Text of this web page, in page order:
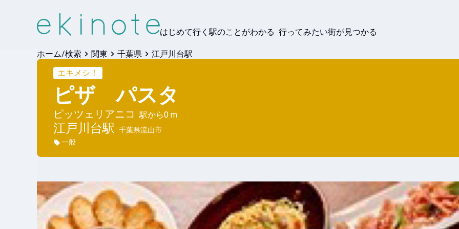
はじめて行く駅のことがわかる 行ってみたい街が見つかる
ホーム/検索 関東 千葉県
江戸川台駅
エキメシ！
ピザ パスタ
ピッツェリアニコ 駅から0 m
江戸川台駅 千葉県流山市
一般